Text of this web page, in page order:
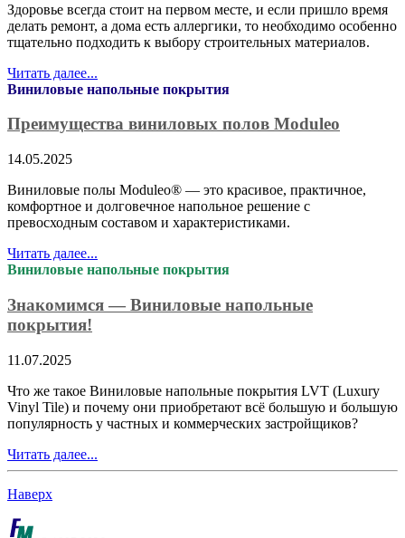
Здоровье всегда стоит на первом месте, и если пришло время
делать ремонт, а дома есть аллергики, то необходимо особенно
тщательно подходить к выбору строительных материалов.
Читать далее...
Виниловые напольные покрытия
Преимущества виниловых полов Moduleo
14.05.2025
Виниловые полы Moduleo® — это красивое, практичное,
комфортное и долговечное напольное решение с
превосходным составом и характеристиками.
Читать далее...
Виниловые напольные покрытия
Знакомимся — Виниловые напольные
покрытия!
11.07.2025
Что же такое Виниловые напольные покрытия LVT (Luxury
Vinyl Tile) и почему они приобретают всё большую и большую
популярность у частных и коммерческих застройщиков?
Читать далее...
Наверх